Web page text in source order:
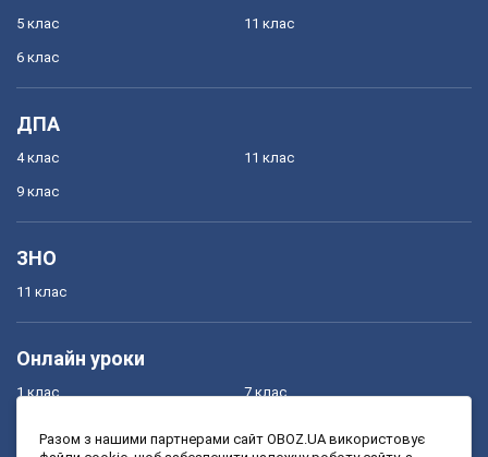
5 клас
6 клас
11 клас
ДПА
4 клас
9 клас
11 клас
ЗНО
11 клас
Онлайн уроки
1 клас 7 клас
Разом з нашими партнерами сайт OBOZ.UA використовує